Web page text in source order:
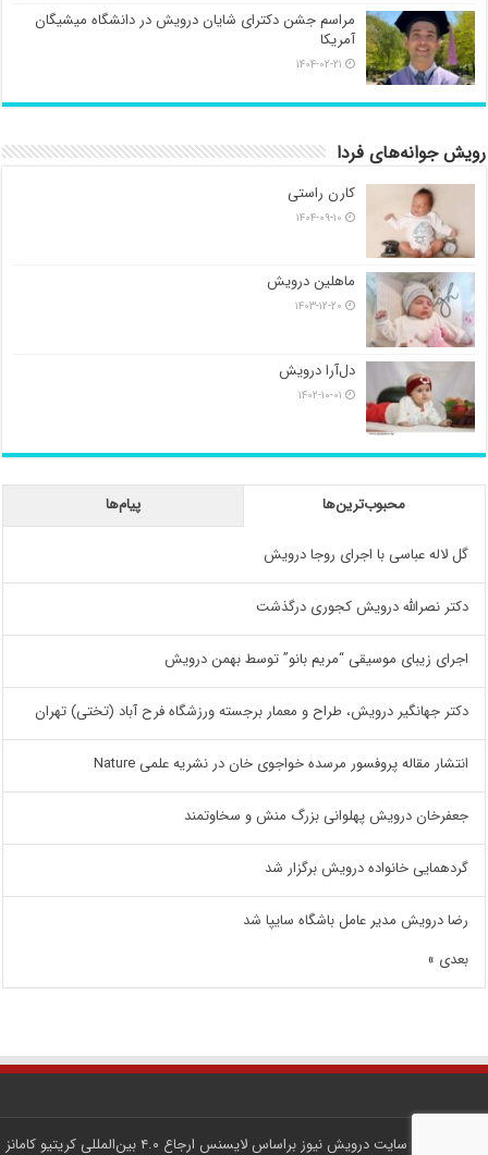
مراسم جشن دکترای شایان درویش در دانشگاه میشیگان
آمریکا
۱۴۰۴-۰۲-۲۱
رویش جوانه‌های فردا
کارن راستی
۱۴۰۴-۰۹-۱۰
ماهلین درویش
۱۴۰۳-۱۲-۲۰
دل‌آرا درویش
۱۴۰۲-۱۰-۰۱
محبوب‌ترین‌ها پیام‌ها
گل لاله عباسی با اجرای روجا درویش
دکتر نصرالله درویش کجوری درگذشت
اجرای زیبای موسیقی “مریم بانو” توسط بهمن درویش
دکتر جهانگیر درویش، طراح و معمار برجسته ورزشگاه فرح آباد (تختی) تهران
انتشار مقاله پروفسور مرسده خواجوی خان در نشریه علمی Nature
جعفرخان درویش پهلوانی بزرگ منش و سخاوتمند
گردهمایی خانواده درویش برگزار شد
رضا درویش مدیر عامل باشگاه سایپا شد
بعدی »
کلیه محتوای سایتدرویش نیوز براساس لایسنس ارجاع ۴.۰ بین‌المللی کریتیو کامانز